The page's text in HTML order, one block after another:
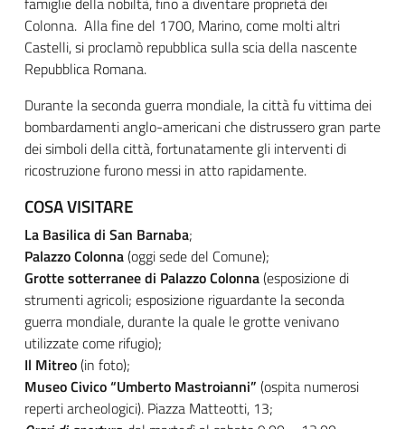
Colonna. Alla fine del 1700, Marino, come molti altri
Castelli, si proclamò repubblica sulla scia della nascente
Repubblica Romana.
Durante la seconda guerra mondiale, la città fu vittima dei
bombardamenti anglo-americani che distrussero gran parte
dei simboli della città, fortunatamente gli interventi di
ricostruzione furono messi in atto rapidamente.
COSA VISITARE
La Basilica di San Barnaba;
Palazzo Colonna(oggi sede del Comune);
Grotte sotterranee di Palazzo Colonna(esposizione di
strumenti agricoli; esposizione riguardante la seconda
guerra mondiale, durante la quale le grotte venivano
utilizzate come rifugio);
Il Mitreo(in foto);
Museo Civico “Umberto Mastroianni” (ospita numerosi
reperti archeologici). Piazza Matteotti, 13;